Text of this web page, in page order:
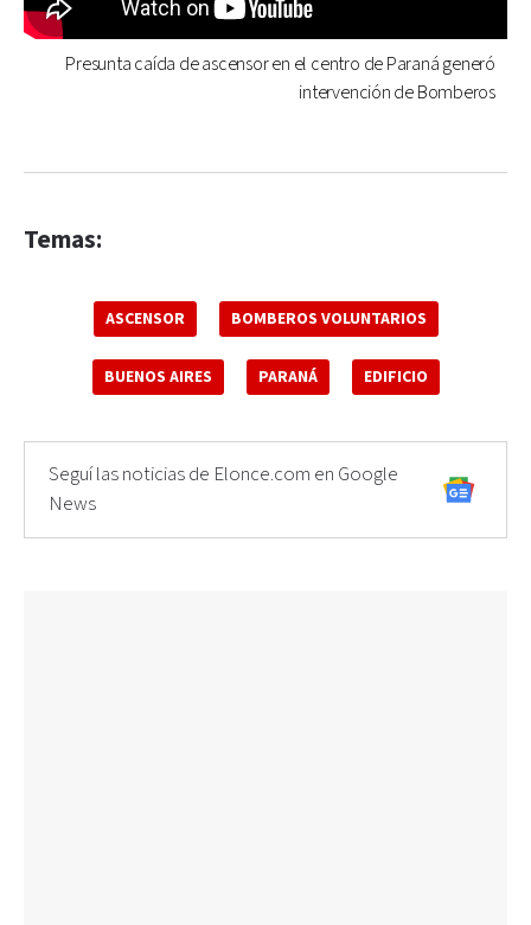
Presunta caída de ascensor en el centro de Paraná generó
intervención de Bomberos
Temas:
ASCENSOR BOMBEROS VOLUNTARIOS
BUENOS AIRES PARANÁ EDIFICIO
Seguí las noticias de Elonce.com en Google
News